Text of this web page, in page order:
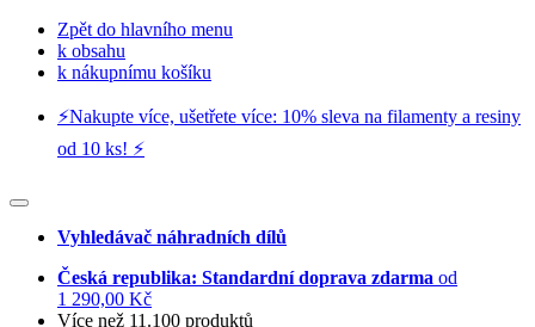
Zpět do hlavního menu
k obsahu
k nákupnímu košíku
⚡️Nakupte více, ušetřete více: 10% sleva na filamenty a resiny
od 10 ks! ⚡️
Vyhledávač náhradních dílů
Česká republika: Standardní doprava zdarma od
1 290,00 Kč
Více než 11.100 produktů